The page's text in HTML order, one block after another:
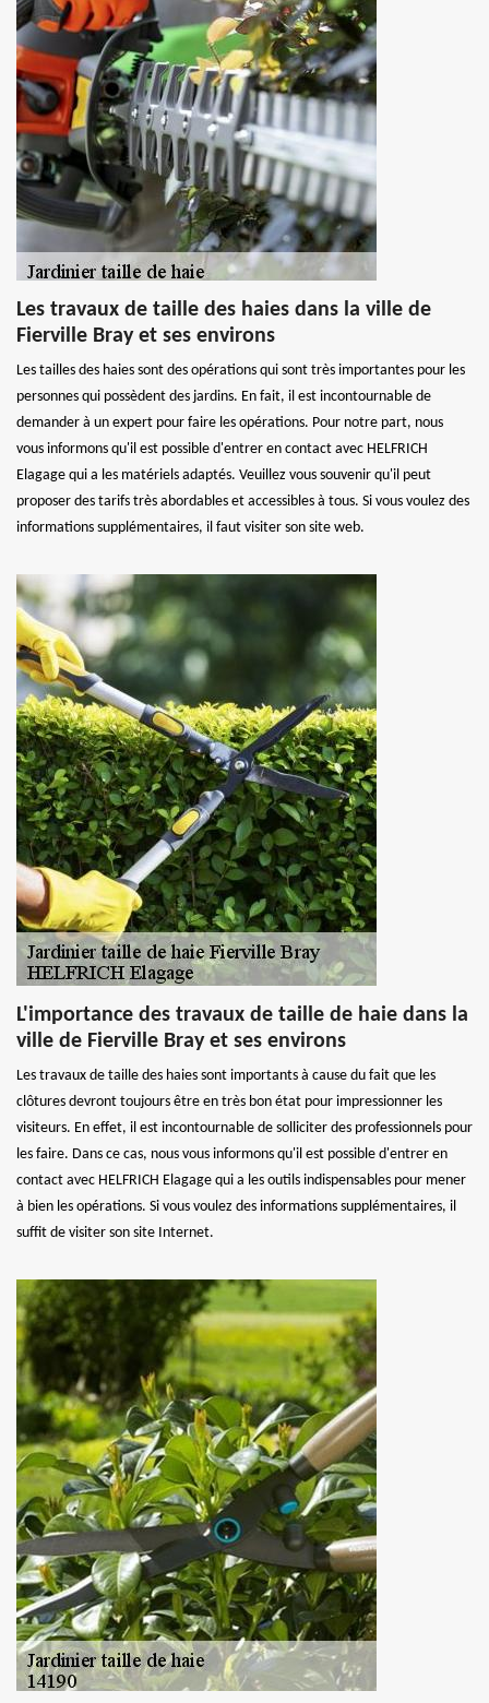
Les travaux de taille des haies dans la ville de
Fierville Bray et ses environs
Les tailles des haies sont des opérations qui sont très importantes pour les
personnes qui possèdent des jardins. En fait, il est incontournable de
demander à un expert pour faire les opérations. Pour notre part, nous
vous informons qu'il est possible d'entrer en contact avec HELFRICH
Elagage qui a les matériels adaptés. Veuillez vous souvenir qu'il peut
proposer des tarifs très abordables et accessibles à tous. Si vous voulez des
informations supplémentaires, il faut visiter son site web.
L'importance des travaux de taille de haie dans la
ville de Fierville Bray et ses environs
Les travaux de taille des haies sont importants à cause du fait que les
clôtures devront toujours être en très bon état pour impressionner les
visiteurs. En effet, il est incontournable de solliciter des professionnels pour
les faire. Dans ce cas, nous vous informons qu'il est possible d'entrer en
contact avec HELFRICH Elagage qui a les outils indispensables pour mener
à bien les opérations. Si vous voulez des informations supplémentaires, il
suffit de visiter son site Internet.